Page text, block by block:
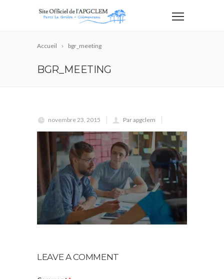
Accueil bgr_meeting
BGR_MEETING
novembre 23, 2015 Par apgclem
LEAVE A COMMENT